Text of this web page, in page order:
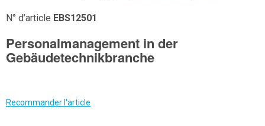
N° d’article EBS12501
Personalmanagement in der
Gebäudetechnikbranche
Recommander l'article